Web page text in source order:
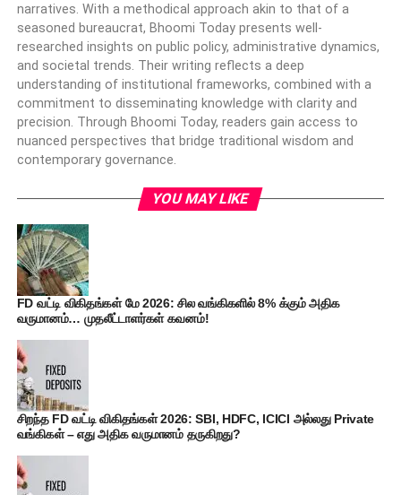
narratives. With a methodical approach akin to that of a
seasoned bureaucrat, Bhoomi Today presents well-
researched insights on public policy, administrative dynamics,
and societal trends. Their writing reflects a deep
understanding of institutional frameworks, combined with a
commitment to disseminating knowledge with clarity and
precision. Through Bhoomi Today, readers gain access to
nuanced perspectives that bridge traditional wisdom and
contemporary governance.
YOU MAY LIKE
FD வட்டி விகிதங்கள் மே 2026: சில வங்கிகளில் 8% க்கும் அதிக
வருமானம்… முதலீட்டாளர்கள் கவனம்!
சிறந்த FD வட்டி விகிதங்கள் 2026: SBI, HDFC, ICICI அல்லது Private
வங்கிகள் – எது அதிக வருமானம் தருகிறது?